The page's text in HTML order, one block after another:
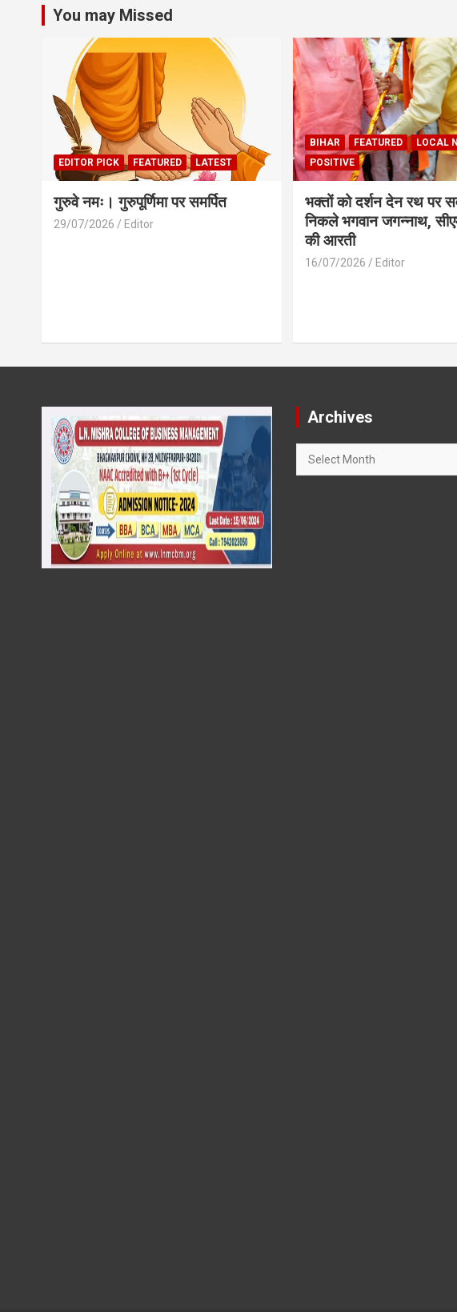
You may Missed
EDITOR PICK FEATURED LATEST
गुरुवे नमः। गुरुपूर्णिमा पर समर्पित
29/07/2026 Editor
BIHAR FEATURED
LOCAL
POSITIVE
भक्तों को दर्शन देन रथ पर
निकले भगवान जगन्नाथ,
की आरती
16/07/2026 Editor
Archives